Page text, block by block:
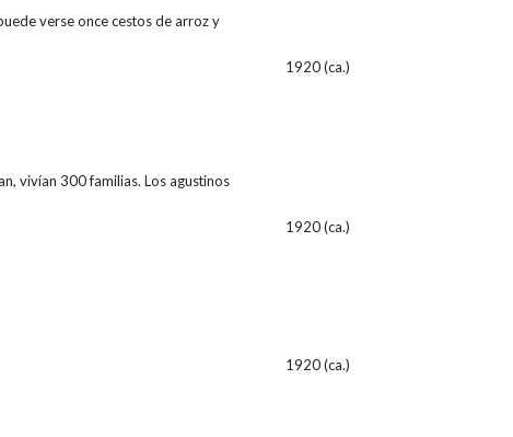
verse once cestos de arroz y
1920 (ca.)
vivían 300 familias. Los agustinos
1920 (ca.)
1920 (ca.)